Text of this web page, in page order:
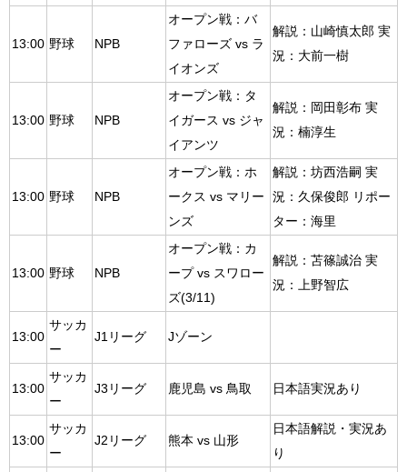
13:00 野球 NPB
オープン戦：バ
ファローズ vs ラ
イオンズ
解説：山崎慎太郎 実
況：大前一樹
13:00 野球 NPB
オープン戦：タ
イガース vs ジャ
イアンツ
解説：岡田彰布 実
況：楠淳生
13:00 野球 NPB
オープン戦：ホ
ークス vs マリー
ンズ
解説：坊西浩嗣 実
況：久保俊郎 リポー
ター：海里
13:00 野球 NPB
オープン戦：カ
ープ vs スワロー
ズ(3/11)
解説：苫篠誠治 実
況：上野智広
13:00
サッカ
ー
J1リーグ Jゾーン
13:00
サッカ
ー
J3リーグ 鹿児島 vs 鳥取 日本語実況あり
13:00
サッカ
ー
J2リーグ 熊本 vs 山形
日本語解説・実況あ
り